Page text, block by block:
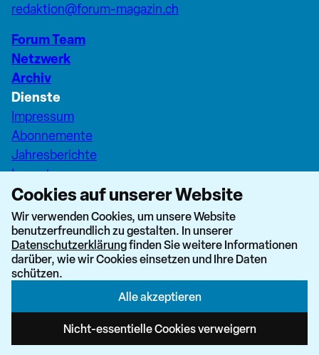
redaktion@forum-magazin.ch
Forum Team
Netzwerk
Archiv
Dienste
Impressum
Abonnemente
Jahresberichte
Inserate
Pfarreiseiten Stadt Zürich
Dashboard Forum+
Cookies auf unserer Website
Wir verwenden Cookies, um unsere Website
benutzerfreundlich zu gestalten. In unserer
Datenschutzerklärungfinden Sie weitere Informationen
darüber, wie wir Cookies einsetzen und Ihre Daten
schützen.
Alle akzeptieren
Nicht-essentielle Cookies verweigern
Newsletter abonnieren